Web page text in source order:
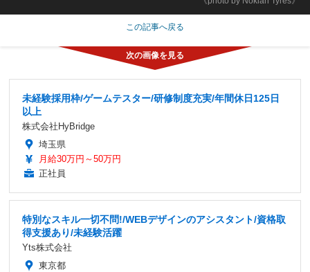
この記事へ戻る
未経験採用枠/ゲームテスター/研修制度充実/年間休日125日
以上
株式会社HyBridge
埼玉県
月給30万円～50万円
正社員
特別なスキル一切不問!/WEBデザインのアシスタント/資格取
得支援あり/未経験活躍
Yts株式会社
東京都